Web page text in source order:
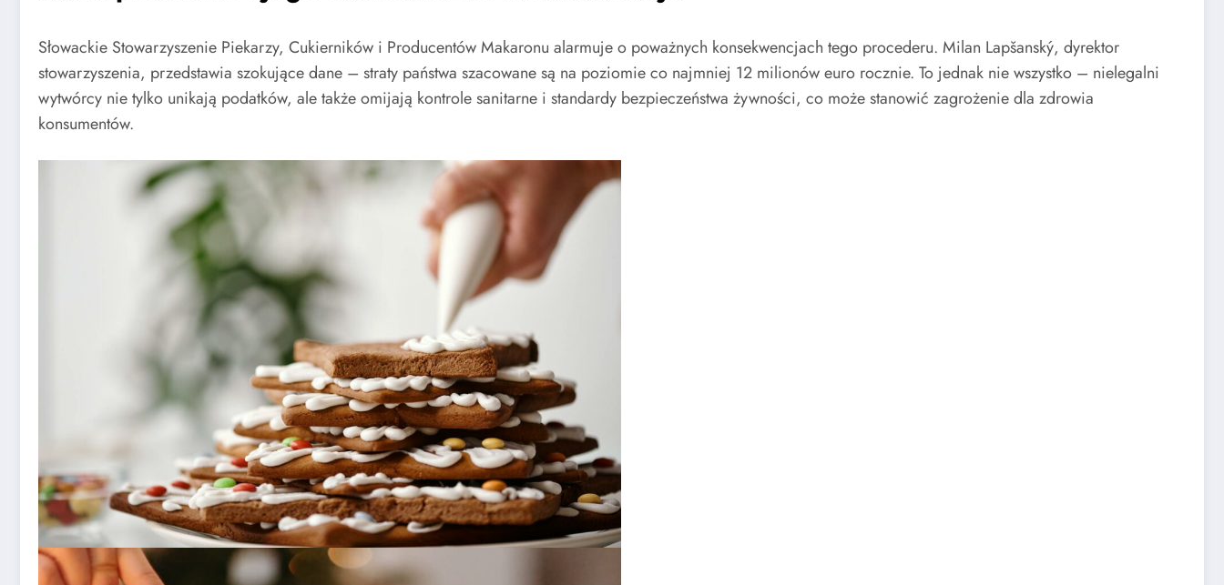
Słowackie Stowarzyszenie Piekarzy, Cukierników i Producentów Makaronu alarmuje o poważnych konsekwencjach tego procederu. Milan Lapšanský, dyrektor
stowarzyszenia, przedstawia szokujące dane – straty państwa szacowane są na poziomie co najmniej 12 milionów euro rocznie. To jednak nie wszystko – nielegalni
wytwórcy nie tylko unikają podatków, ale także omijają kontrole sanitarne i standardy bezpieczeństwa żywności, co może stanowić zagrożenie dla zdrowia
konsumentów.